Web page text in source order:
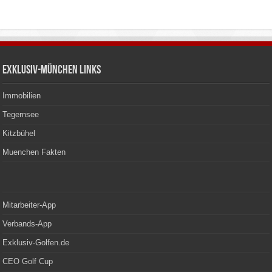
Exklusiv-München Links
Immobilien
Tegernsee
Kitzbühel
Muenchen Fakten
Mitarbeiter-App
Verbands-App
Exklusiv-Golfen.de
CEO Golf Cup